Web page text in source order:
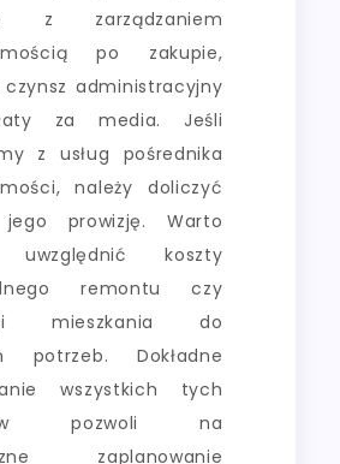
z zarządzaniem
po zakupie,
administracyjny
za media. Jeśli
z usług pośrednika
należy doliczyć
jego prowizję. Warto
uwzględnić koszty
remontu czy
mieszkania do
potrzeb. Dokładne
wszystkich tych
pozwoli na
zaplanowanie